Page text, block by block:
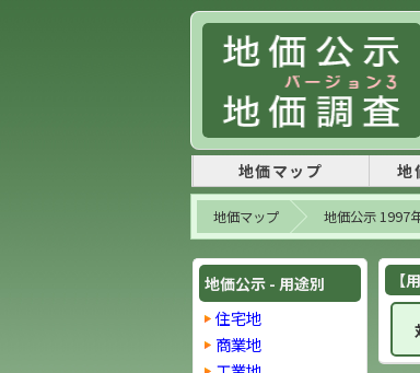
地価マップ 地
地価マップ 地価公示 1997
地価公示 - 用途別
住宅地
商業地
【